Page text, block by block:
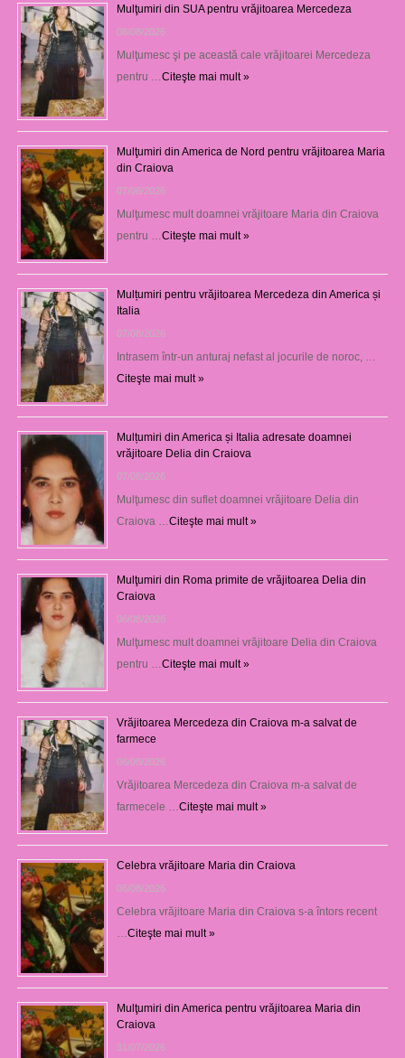
Mulţumiri din SUA pentru vrăjitoarea Mercedeza
08/08/2026
Mulţumesc şi pe această cale vrăjitoarei Mercedeza
pentru … Citeşte mai mult »
Mulţumiri din America de Nord pentru vrăjitoarea Maria
din Craiova
07/08/2026
Mulţumesc mult doamnei vrăjitoare Maria din Craiova
pentru … Citeşte mai mult »
Mulțumiri pentru vrăjitoarea Mercedeza din America și
Italia
07/08/2026
Intrasem într-un anturaj nefast al jocurile de noroc, …
Citeşte mai mult »
Mulțumiri din America și Italia adresate doamnei
vrăjitoare Delia din Craiova
07/08/2026
Mulţumesc din suflet doamnei vrăjitoare Delia din
Craiova … Citeşte mai mult »
Mulţumiri din Roma primite de vrăjitoarea Delia din
Craiova
06/08/2026
Mulţumesc mult doamnei vrăjitoare Delia din Craiova
pentru … Citeşte mai mult »
Vrăjitoarea Mercedeza din Craiova m-a salvat de
farmece
06/08/2026
Vrăjitoarea Mercedeza din Craiova m-a salvat de
farmecele … Citeşte mai mult »
Celebra vrăjitoare Maria din Craiova
06/08/2026
Celebra vrăjitoare Maria din Craiova s-a întors recent
Citeşte mai mult »
Mulţumiri din America pentru vrăjitoarea Maria din
Craiova
31/07/2026